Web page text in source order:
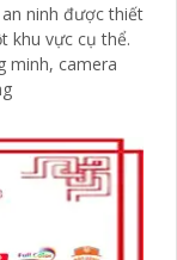
ninh được thiết
khu vực cụ thể.
minh, camera